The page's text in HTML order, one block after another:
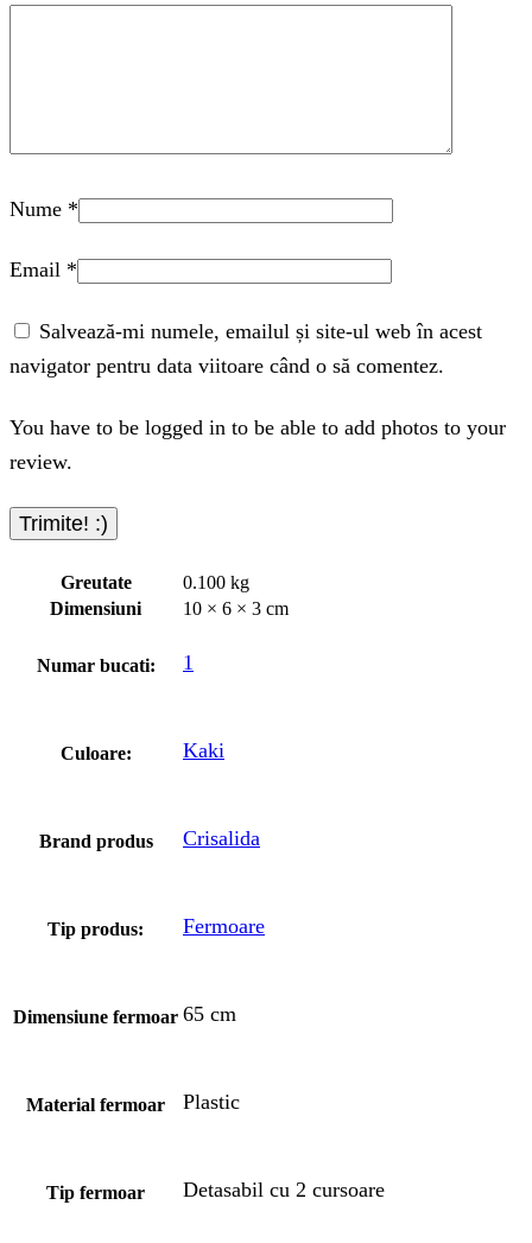
Nume *
Email *
Salvează-mi numele, emailul și site-ul web în acest
navigator pentru data viitoare când o să comentez.
You have to be logged in to be able to add photos to your
review.
Greutate
0.100 kg
Dimensiuni
10 × 6 × 3 cm
Numar bucati: 1
Culoare: Kaki
Brand produs Crisalida
Tip produs: Fermoare
Dimensiune fermoar 65 cm
Material fermoar Plastic
Tip fermoar Detasabil cu 2 cursoare